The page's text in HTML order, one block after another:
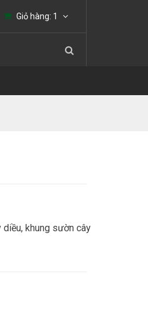
Giỏ hàng: 1
diều, khung sườn cây